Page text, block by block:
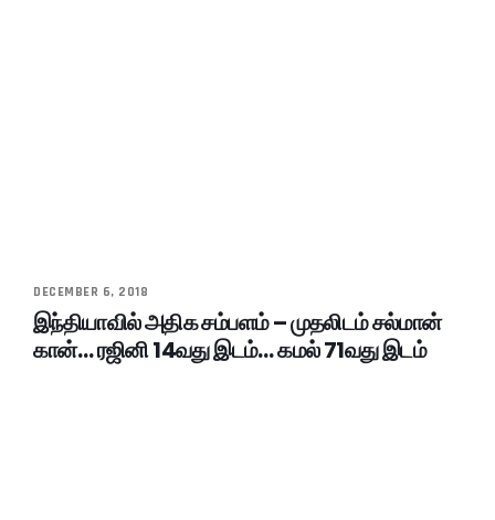
DECEMBER 6, 2018
இந்தியாவில் அதிக சம்பளம் – முதலிடம் சல்மான்
கான்… ரஜினி 14வது இடம்… கமல் 71வது இடம்